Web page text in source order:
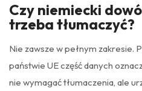
Czy niemiecki
trzeba tłumaczyć?
Nie zawsze w pełnym zakresie.
państwie UE część danych
nie wymagać tłumaczenia, ale